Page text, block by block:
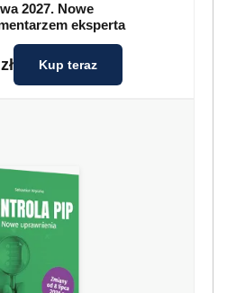
2027. Nowe
eksperta
Kup teraz